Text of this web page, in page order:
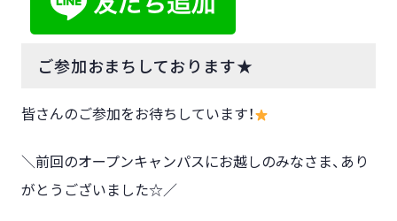
ご参加おまちしております★
皆さんのご参加をお待ちしています！
＼前回のオープンキャンパスにお越しのみなさま、あり
がとうございました☆／